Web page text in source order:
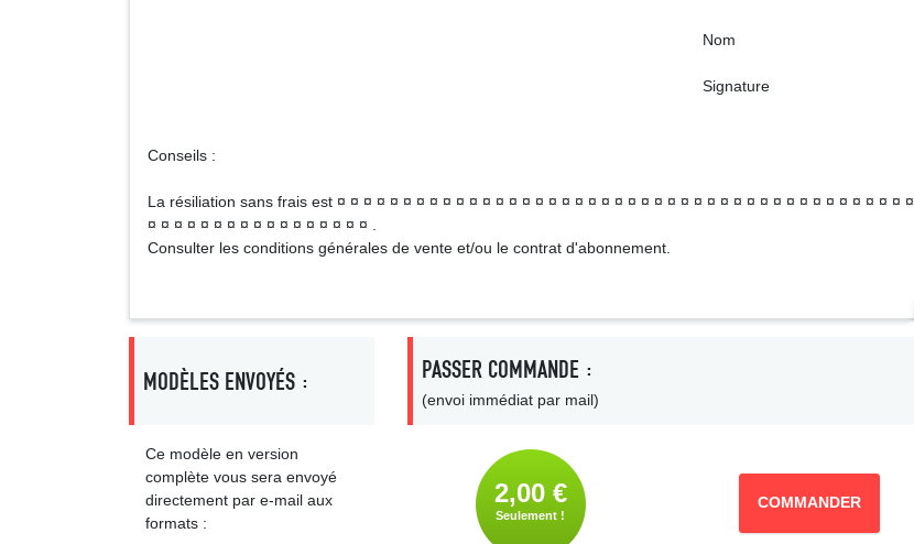
Nom
Signature
Conseils :
La résiliation sans frais est ¤ ¤ ¤ ¤ ¤ ¤ ¤ ¤ ¤ ¤ ¤ ¤ ¤ ¤ ¤ ¤ ¤ ¤ ¤ ¤ ¤ ¤ ¤ ¤ ¤ ¤ ¤ ¤ ¤ ¤ ¤ ¤ ¤ ¤ ¤ ¤ ¤ ¤ ¤ ¤ ¤ ¤ ¤ ¤
¤ ¤ ¤ ¤ ¤ ¤ ¤ ¤ ¤ ¤ ¤ ¤ ¤ ¤ ¤ ¤ ¤ .
Consulter les conditions générales de vente et/ou le contrat d'abonnement.
MODÈLES ENVOYÉS :
Ce modèle en version
complète vous sera envoyé
directement par e-mail aux
formats :
PASSER COMMANDE :
(envoi immédiat par mail)
2,00 €
Seulement !
COMMANDER